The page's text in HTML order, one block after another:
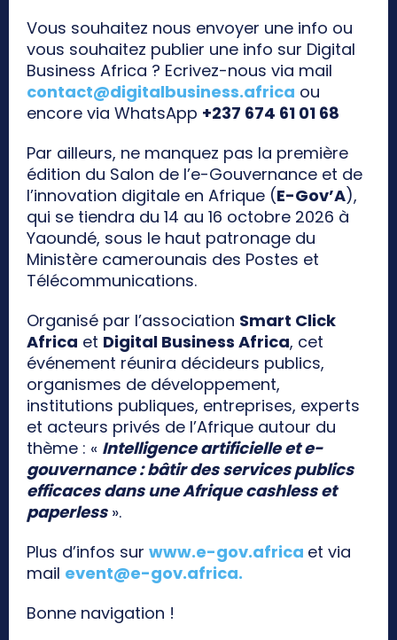
Vous souhaitez nous envoyer une info ou
vous souhaitez publier une info sur Digital
Business Africa ? Ecrivez-nous via mail
contact@digitalbusiness.africa ou
encore via WhatsApp +237 674 61 01 68
Par ailleurs, ne manquez pas la première
édition du Salon de l’e-Gouvernance et de
l’innovation digitale en Afrique (E-Gov’A),
qui se tiendra du 14 au 16 octobre 2026 à
Yaoundé, sous le haut patronage du
Ministère camerounais des Postes et
Télécommunications.
Organisé par l’association Smart Click
Africa et Digital Business Africa, cet
événement réunira décideurs publics,
organismes de développement,
institutions publiques, entreprises, experts
et acteurs privés de l’Afrique autour du
thème : « Intelligence artificielle et e-
gouvernance : bâtir des services publics
efficaces dans une Afrique cashless et
paperless».
Plus d’infos sur www.e-gov.africa et via
mail event@e-gov.africa.
Bonne navigation !